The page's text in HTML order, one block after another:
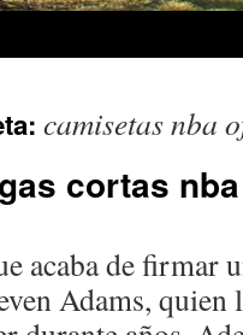
camisetas nba
cortas nba
acaba de firmar
Adams,